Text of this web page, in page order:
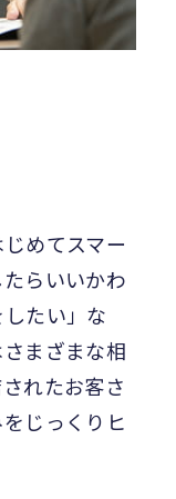
めてスマー
らいいかわ
たい」な
まざまな相
れたお客さ
じっくりヒ